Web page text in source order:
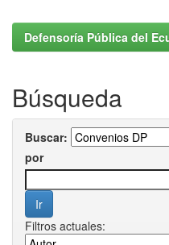
Defensoría Pública del
Búsqueda
Buscar:
por
Filtros actuales: